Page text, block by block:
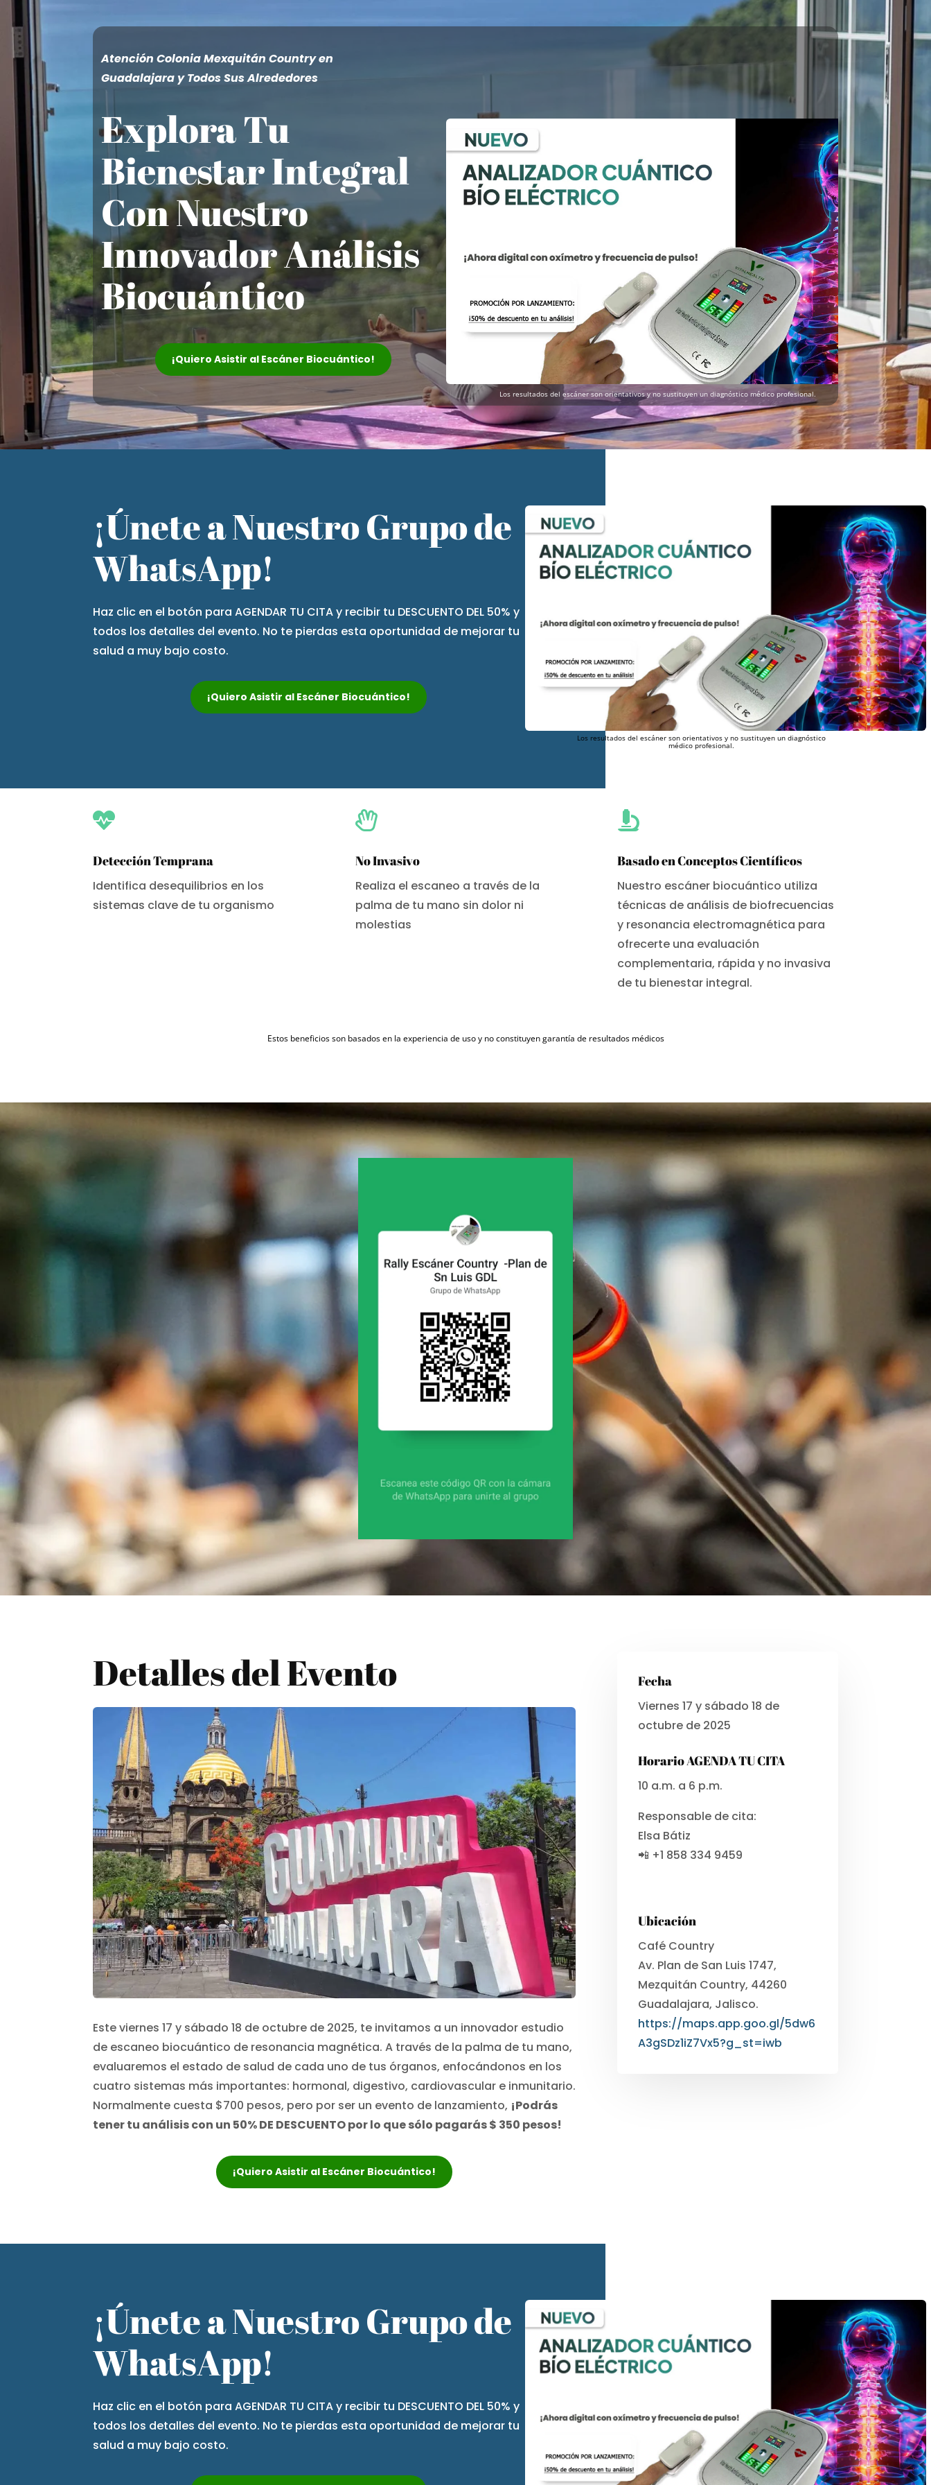
Atención Colonia Mexquitán Country en
Guadalajara y Todos Sus Alrededores
Explora Tu
Bienestar Integral
Con Nuestro
Innovador Análisis
Biocuántico
¡Quiero Asistir al Escáner Biocuántico!
Los resultados del escáner son orientativos y no sustituyen un diagnóstico médico profesional.
¡Únete a Nuestro Grupo de
WhatsApp!
Haz clic en el botón para AGENDAR TU CITA y recibir tu DESCUENTO DEL 50% y
todos los detalles del evento. No te pierdas esta oportunidad de mejorar tu
salud a muy bajo costo.
¡Quiero Asistir al Escáner Biocuántico!
Los resultados del escáner son orientativos y no sustituyen un diagnóstico
médico profesional.

Detección Temprana
Identifica desequilibrios en los
sistemas clave de tu organismo

No Invasivo
Realiza el escaneo a través de la
palma de tu mano sin dolor ni
molestias

Basado en Conceptos Científicos
Nuestro escáner biocuántico utiliza
técnicas de análisis de biofrecuencias
y resonancia electromagnética para
ofrecerte una evaluación
complementaria, rápida y no invasiva
de tu bienestar integral.
Estos beneficios son basados en la experiencia de uso y no constituyen garantía de resultados médicos
Detalles del Evento
Este viernes 17 y sábado 18 de octubre de 2025, te invitamos a un innovador estudio
de escaneo biocuántico de resonancia magnética. A través de la palma de tu mano,
evaluaremos el estado de salud de cada uno de tus órganos, enfocándonos en los
cuatro sistemas más importantes: hormonal, digestivo, cardiovascular e inmunitario.
Normalmente cuesta $700 pesos, pero por ser un evento de lanzamiento, ¡Podrás
tener tu análisis con un 50% DE DESCUENTO por lo que sólo pagarás $ 350 pesos!
¡Quiero Asistir al Escáner Biocuántico!
Fecha
Viernes 17 y sábado 18 de
octubre de 2025
Horario AGENDA TU CITA
10 a.m. a 6 p.m.
Responsable de cita:
Elsa Bátiz
📲 +1 858 334 9459
Ubicación
Café Country
Av. Plan de San Luis 1747,
Mezquitán Country, 44260
Guadalajara, Jalisco.
https://maps.app.goo.gl/5dw6
A3gSDz1iZ7Vx5?g_st=iwb
¡Únete a Nuestro Grupo de
WhatsApp!
Haz clic en el botón para AGENDAR TU CITA y recibir tu DESCUENTO DEL 50% y
todos los detalles del evento. No te pierdas esta oportunidad de mejorar tu
salud a muy bajo costo.